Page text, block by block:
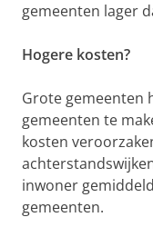
gemeenten lager
Hogere kosten?
Grote gemeenten
gemeenten te
kosten
inwoner
gemeenten.